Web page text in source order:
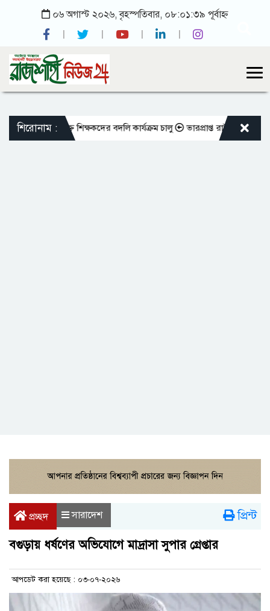
০৬ অগাস্ট ২০২৬, বৃহস্পতিবার, ০৮:০১:৩৯ পূর্বাহ্ন
শিরোনাম :
এমপিওভুক্ত শিক্ষকদের বদলি কার্যক্রম চালু ভারপ্রাপ্ত রাষ্ট্রপতিকে শুভেচ্ছা
প্রচ্ছদ সারাদেশ প্রিন্ট
বগুড়ায় ধর্ষণের অভিযোগে মাদ্রাসা সুপার গ্রেপ্তার
আপডেট করা হয়েছে : ০৩-০৭-২০২৬